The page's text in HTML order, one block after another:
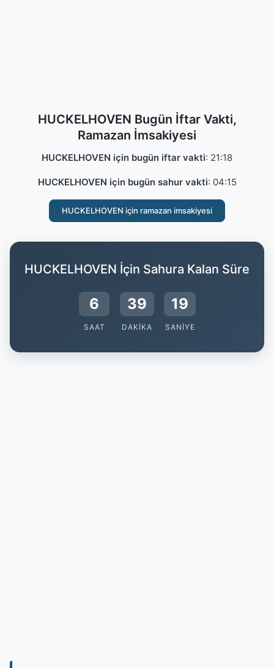
HUCKELHOVEN Bugün İftar Vakti,
Ramazan İmsakiyesi
HUCKELHOVEN için bugün iftar vakti: 21:18
HUCKELHOVEN için bugün sahur vakti: 04:15
HUCKELHOVEN için ramazan imsakiyesi
HUCKELHOVEN İçin Sahura Kalan Süre
6
SAAT
39
DAKIKA
18
SANIYE